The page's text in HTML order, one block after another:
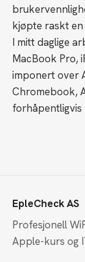
kjøpte raskt en
I mitt daglige
MacBook Pro,
imponert over
Chromebook,
forhåpentligvis
EpleCheck AS
Profesjonell
Apple-kurs og